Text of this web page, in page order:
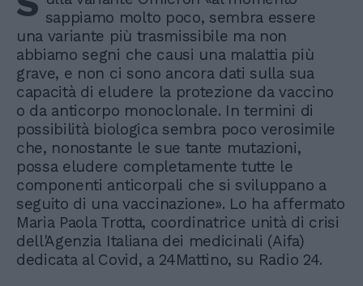
sappiamo molto poco, sembra essere
una variante più trasmissibile ma non
abbiamo segni che causi una malattia più
grave, e non ci sono ancora dati sulla sua
capacità di eludere la protezione da vaccino
o da anticorpo monoclonale. In termini di
possibilità biologica sembra poco verosimile
che, nonostante le sue tante mutazioni,
possa eludere completamente tutte le
componenti anticorpali che si sviluppano a
seguito di una vaccinazione». Lo ha affermato
Maria Paola Trotta, coordinatrice unità di crisi
dell'Agenzia Italiana dei medicinali (Aifa)
dedicata al Covid, a 24Mattino, su Radio 24.